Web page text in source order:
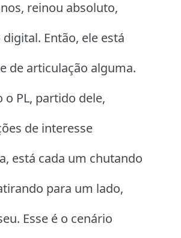
reinou absoluto,
Então, ele está
de articulação alguma.
o PL, partido dele,
de interesse
está cada um chutando
para um lado,
Esse é o cenário